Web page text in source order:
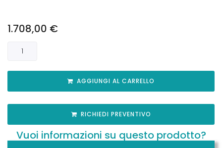
1.708,00 €
AGGIUNGI AL CARRELLO
RICHIEDI PREVENTIVO
Vuoi informazioni su questo prodotto?